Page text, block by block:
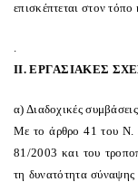
επισκέπτεται στον τόπο
.
II. EPΓAΣIAKEΣ
α) Διαδοχικές
Mε το άρθρο 41 του N.
81/2003 και του
τη δυνατότητα σύναψης